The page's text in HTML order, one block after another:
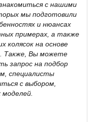
с нашими
мы подготовили
и нюансах
примерах, а также
колясок на основе
Также, Вы можете
запрос на подбор
специалисты
с выбором,